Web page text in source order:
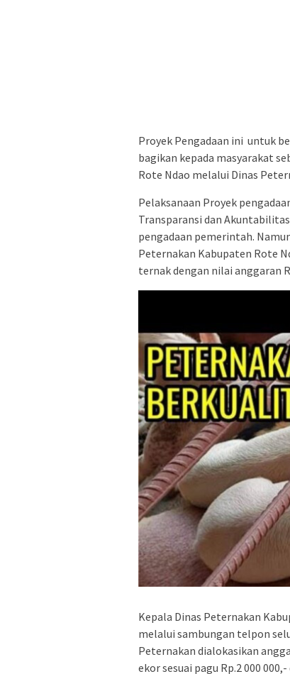
Proyek Pengadaan ini untuk
bagikan kepada masyarakat
Rote Ndao melalui Dinas
Pelaksanaan Proyek
Transparansi dan
pengadaan pemerintah.
Peternakan Kabupaten Rote
ternak dengan nilai anggaran
Kepala Dinas Peternakan
melalui sambungan telpon
Peternakan dialokasikan
ekor sesuai pagu Rp.2 000